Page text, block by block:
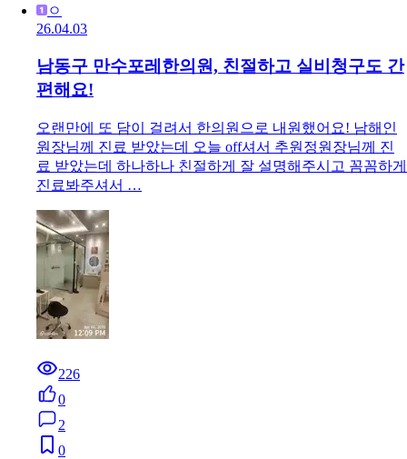
ㅇ
26.04.03
남동구 만수포레한의원, 친절하고 실비청구도 간
편해요!
오랜만에 또 담이 걸려서 한의원으로 내원했어요! 남해인
원장님께 진료 받았는데 오늘 off셔서 추원정원장님께 진
료 받았는데 하나하나 친절하게 잘 설명해주시고 꼼꼼하게
진료봐주셔서 …
226
0
2
0